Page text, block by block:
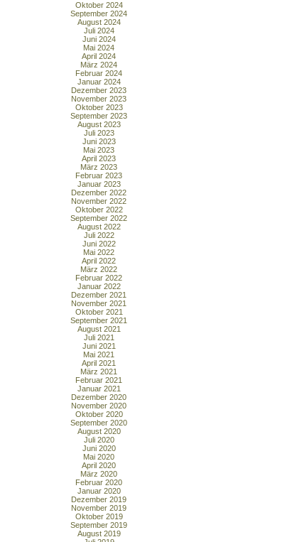
Oktober 2024
September 2024
August 2024
Juli 2024
Juni 2024
Mai 2024
April 2024
März 2024
Februar 2024
Januar 2024
Dezember 2023
November 2023
Oktober 2023
September 2023
August 2023
Juli 2023
Juni 2023
Mai 2023
April 2023
März 2023
Februar 2023
Januar 2023
Dezember 2022
November 2022
Oktober 2022
September 2022
August 2022
Juli 2022
Juni 2022
Mai 2022
April 2022
März 2022
Februar 2022
Januar 2022
Dezember 2021
November 2021
Oktober 2021
September 2021
August 2021
Juli 2021
Juni 2021
Mai 2021
April 2021
März 2021
Februar 2021
Januar 2021
Dezember 2020
November 2020
Oktober 2020
September 2020
August 2020
Juli 2020
Juni 2020
Mai 2020
April 2020
März 2020
Februar 2020
Januar 2020
Dezember 2019
November 2019
Oktober 2019
September 2019
August 2019